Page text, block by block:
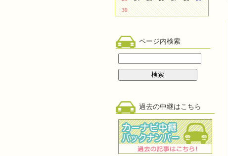
30
ページ内検索
過去の中継はこちら